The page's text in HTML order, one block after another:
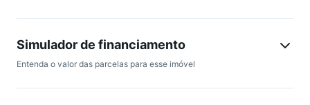
segurança. Sua localização estratégica próxima ao Gonzaga
e ao Boqueirão garante ótima valorização imobiliária em
de imóveis residenciais.
Simulador de financiamento
Entenda o valor das parcelas para esse imóvel